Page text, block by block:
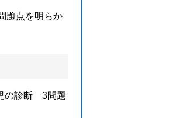
題点を明らか
の診断 3問題